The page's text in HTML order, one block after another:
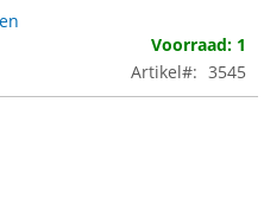
Voorraad: 1
Artikel
3545